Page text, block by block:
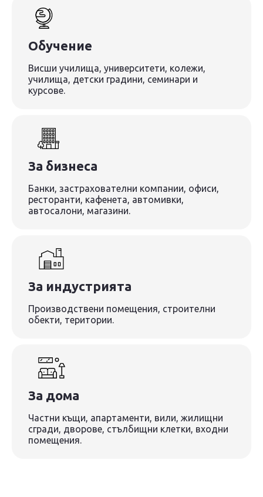
Обучение
Висши училища, университети, колежи,
училища, детски градини, семинари и
курсове.
За бизнеса
Банки, застрахователни компании, офиси,
ресторанти, кафенета, автомивки,
автосалони, магазини.
За индустрията
Производствени помещения, строителни
обекти, територии.
За дома
Частни къщи, апартаменти, вили, жилищни
сгради, дворове, стълбищни клетки, входни
помещения.